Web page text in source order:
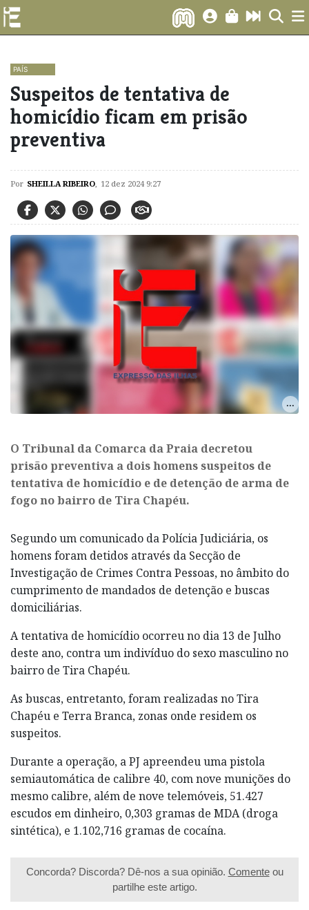
PAÍS
Suspeitos de tentativa de
homicídio ficam em prisão
preventiva
Por SHEILLA RIBEIRO, 12 dez 2024 9:27
O Tribunal da Comarca da Praia decretou
prisão preventiva a dois homens suspeitos de
tentativa de homicídio e de detenção de arma de
fogo no bairro de Tira Chapéu.
Segundo um comunicado da Polícia Judiciária, os
homens foram detidos através da Secção de
Investigação de Crimes Contra Pessoas, no âmbito do
cumprimento de mandados de detenção e buscas
domiciliárias.
A tentativa de homicídio ocorreu no dia 13 de Julho
deste ano, contra um indivíduo do sexo masculino no
bairro de Tira Chapéu.
As buscas, entretanto, foram realizadas no Tira
Chapéu e Terra Branca, zonas onde residem os
suspeitos.
Durante a operação, a PJ apreendeu uma pistola
semiautomática de calibre 40, com nove munições do
mesmo calibre, além de nove telemóveis, 51.427
escudos em dinheiro, 0,303 gramas de MDA (droga
sintética), e 1.102,716 gramas de cocaína.
Concorda? Discorda? Dê-nos a sua opinião. Comenteou
partilhe este artigo.